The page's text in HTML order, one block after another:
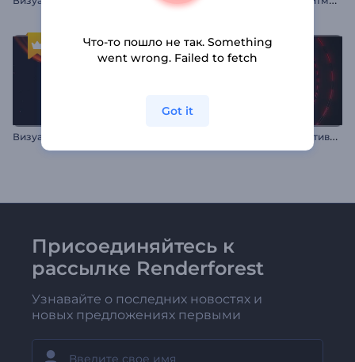
В
изуализатор Аудиореактивных Огней
Присоединяйтесь к
рассылке Renderforest
Узнавайте о последних новостях и
новых предложениях первыми
Что-то пошло не так. Something
went wrong. Failed to fetch
Got it